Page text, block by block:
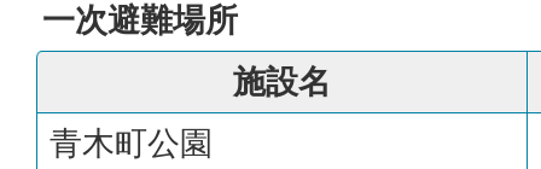
一次避難場所
施設名
青木町公園